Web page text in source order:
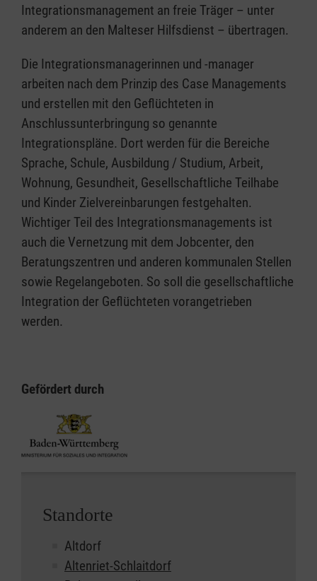
Integrationsmanagement an freie Träger – unter
anderem an den Malteser Hilfsdienst – übertragen.
Die Integrationsmanagerinnen und -manager
arbeiten nach dem Prinzip des Case Managements
und erstellen mit den Geflüchteten in
Anschlussunterbringung so genannte
Integrationspläne. Dort werden für die Bereiche
Sprache, Schule, Ausbildung / Studium, Arbeit,
Wohnung, Gesundheit, Gesellschaftliche Teilhabe
und Kinder Zielvereinbarungen festgehalten.
Wichtiger Teil des Integrationsmanagements ist
auch die Vernetzung mit dem Jobcenter, den
Beratungszentren und anderen kommunalen Stellen
sowie Regelangeboten. So soll die gesellschaftliche
Integration der Geflüchteten vorangetrieben
werden.
Gefördert durch
Standorte
Altdorf
Altenriet-Schlaitdorf